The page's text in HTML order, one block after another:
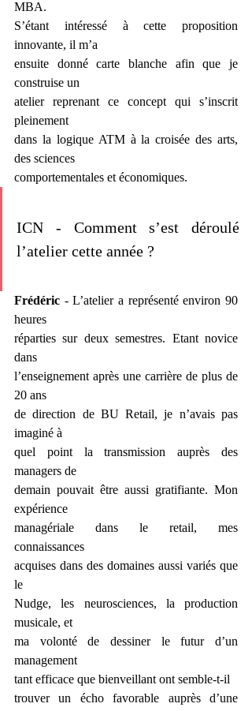
MBA.
S’étant intéressé à cette proposition
innovante, il m’a
ensuite donné carte blanche afin que je
construise un
atelier reprenant ce concept qui s’inscrit
pleinement
dans la logique ATM à la croisée des arts,
des sciences
comportementales et économiques.
ICN - Comment s’est déroulé
l’atelier cette année ?
Frédéric - L’atelier a représenté environ 90
heures
réparties sur deux semestres. Etant novice
dans
l’enseignement après une carrière de plus de
20 ans
de direction de BU Retail, je n’avais pas
imaginé à
quel point la transmission auprès des
managers de
demain pouvait être aussi gratifiante. Mon
expérience
managériale dans le retail, mes
connaissances
acquises dans des domaines aussi variés que
le
Nudge, les neurosciences, la production
musicale, et
ma volonté de dessiner le futur d’un
management
tant efficace que bienveillant ont semble-t-il
trouver un écho favorable auprès d’une